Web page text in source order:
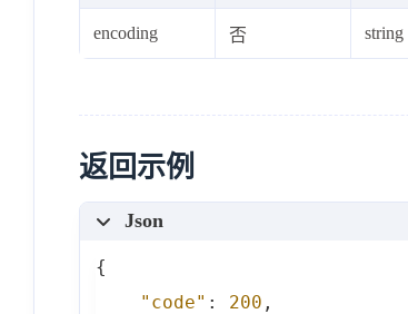
encoding 否 string
返回示例
Json
{
"code" : 200 ,